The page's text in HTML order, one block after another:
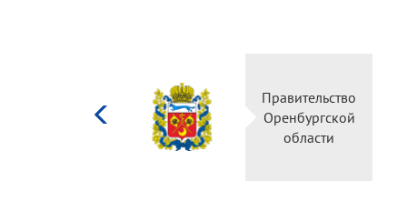
Правительство
Оренбургской
области